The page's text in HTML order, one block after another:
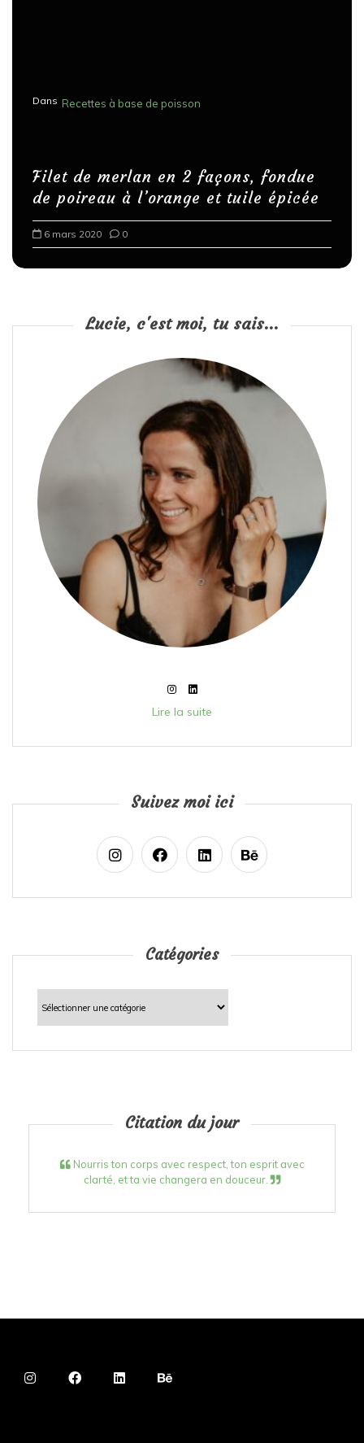
Dans Recettes à base de poisson
Filet de merlan en 2 façons, fondue
de poireau à l’orange et tuile épicée
6 mars 2020 0
Lucie, c'est moi, tu sais...
Lire la suite
Suivez moi ici
Catégories
Catégories
Citation du jour
Nourris ton corps avec respect, ton esprit avec
clarté, et ta vie changera en douceur.